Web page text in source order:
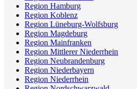
Region Hamburg
Region Koblenz
Region Lüneburg-Wolfsburg
Region Magdeburg
Region Mainfranken
Region Mittlerer Niederrhein
Region Neubrandenburg
Region Niederbayern
Region Niederrhein